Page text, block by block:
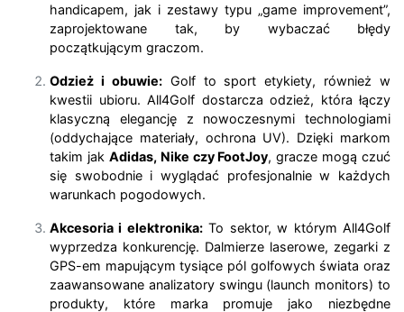
handicapem, jak i zestawy typu „game improvement”,
zaprojektowane tak, by wybaczać błędy
początkującym graczom.
Odzież i obuwie:Golf to sport etykiety, również w
kwestii ubioru. All4Golf dostarcza odzież, która łączy
klasyczną elegancję z nowoczesnymi technologiami
(oddychające materiały, ochrona UV). Dzięki markom
takim jak Adidas, Nike czy FootJoy, gracze mogą czuć
się swobodnie i wyglądać profesjonalnie w każdych
warunkach pogodowych.
Akcesoria i elektronika:To sektor, w którym All4Golf
wyprzedza konkurencję. Dalmierze laserowe, zegarki z
GPS-em mapującym tysiące pól golfowych świata oraz
zaawansowane analizatory swingu (launch monitors) to
produkty, które marka promuje jako niezbędne